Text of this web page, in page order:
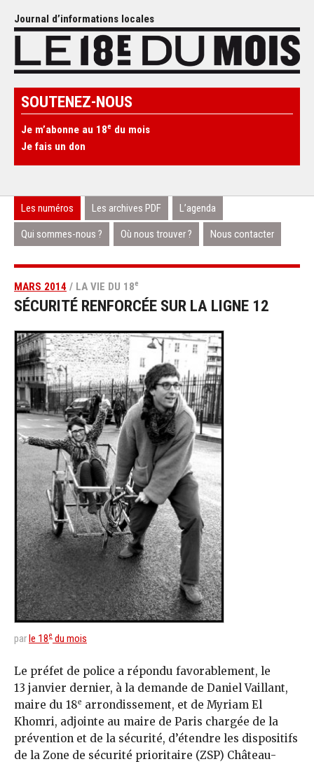
Journal d’informations locales
SOUTENEZ-NOUS
Je m’abonne au 18e du mois
Je fais un don
Les numéros Les archives PDF L’agenda
Qui sommes-nous ? Où nous trouver ? Nous contacter
MARS 2014 / LA VIE DU 18e
SÉCURITÉ RENFORCÉE SUR LA LIGNE 12
parle 18e du mois
Le préfet de police a répondu favorablement, le
13 janvier dernier, à la demande de Daniel Vaillant,
maire du 18e arrondissement, et de Myriam El
Khomri, adjointe au maire de Paris chargée de la
prévention et de la sécurité, d’étendre les dispositifs
de la Zone de sécurité prioritaire (ZSP) Château-